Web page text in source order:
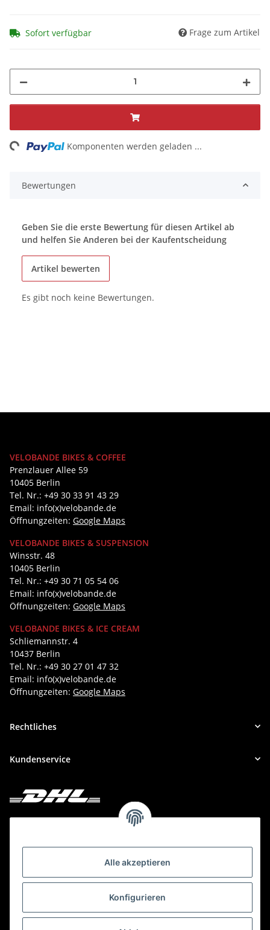
Alle akzeptieren
Konfigurieren
Sofort verfügbar Frage zum Artikel
Komponenten werden geladen ...
Bewertungen
Geben Sie die erste Bewertung für diesen Artikel ab
und helfen Sie Anderen bei der Kaufentscheidung
Artikel bewerten
Es gibt noch keine Bewertungen.
VELOBANDE BIKES & COFFEE
Prenzlauer Allee 59
10405 Berlin
Tel. Nr.: +49 30 33 91 43 29
Email: info(x)velobande.de
Öffnungzeiten: Google Maps
VELOBANDE BIKES & SUSPENSION
Winsstr. 48
10405 Berlin
Tel. Nr.: +49 30 71 05 54 06
Email: info(x)velobande.de
Öffnungzeiten: Google Maps
VELOBANDE BIKES & ICE CREAM
Schliemannstr. 4
10437 Berlin
Tel. Nr.: +49 30 27 01 47 32
Email: info(x)velobande.de
Öffnungzeiten: Google Maps
Rechtliches
Kundenservice
Deine Bestellung versenden wir mit DHL!